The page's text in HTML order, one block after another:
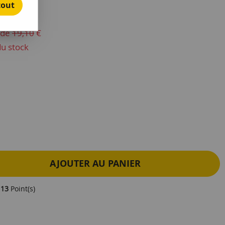
avis !
19,10€
stock
AJOUTER AU PANIER
13 Point(s)